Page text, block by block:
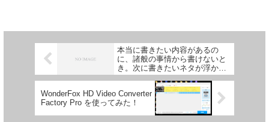
本当に書きたい内容があるの
に、諸般の事情から書けないと
き。次に書きたいネタが浮かば
ない。
WonderFox HD Video Converter
Factory Pro を使ってみた！